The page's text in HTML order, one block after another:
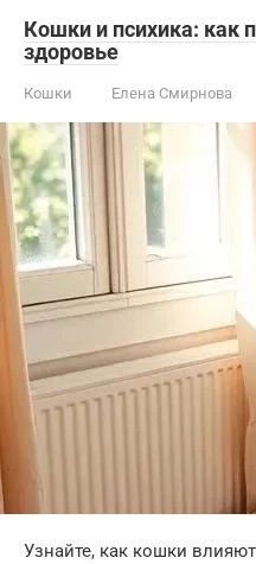
Кошки и психика: как
здоровье
Кошки Елена Смирнова
Узнайте, как кошки